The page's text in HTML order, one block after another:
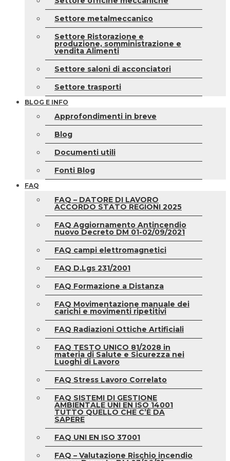
Settore metalmeccanico
Settore Ristorazione e
produzione, somministrazione e
vendita Alimenti
Settore saloni di acconciatori
Settore trasporti
BLOG E INFO
Approfondimenti in breve
Blog
Documenti utili
Fonti Blog
FAQ
FAQ – DATORE DI LAVORO
ACCORDO STATO REGIONI 2025
FAQ Aggiornamento Antincendio
nuovo Decreto DM 01-02/09/2021
FAQ campi elettromagnetici
FAQ D.Lgs 231/2001
FAQ Formazione a Distanza
FAQ Movimentazione manuale dei
carichi e movimenti ripetitivi
FAQ Radiazioni Ottiche Artificiali
FAQ TESTO UNICO 81/2028 in
materia di Salute e Sicurezza nei
Luoghi di Lavoro
FAQ Stress Lavoro Correlato
FAQ SISTEMI DI GESTIONE
AMBIENTALE UNI EN ISO 14001
TUTTO QUELLO CHE C’È DA
SAPERE
FAQ UNI EN ISO 37001
FAQ – Valutazione Rischio incendio